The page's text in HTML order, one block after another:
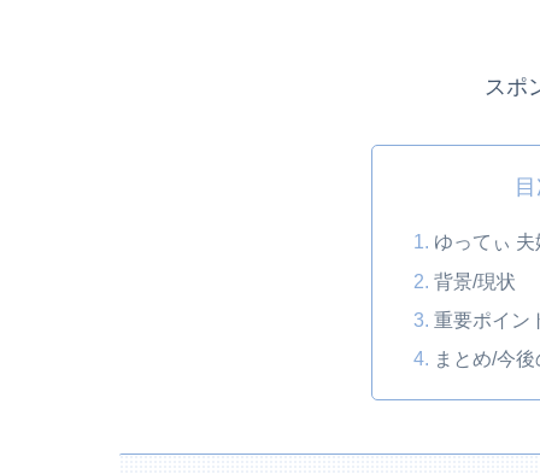
スポ
ゆってぃ
背景/現状
重要ポイン
まとめ/今